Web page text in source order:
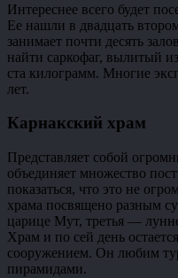
Интереснее всего будет
Ее нашли в двадцать
занимает почти десять
найти саркофаг, вылитый
ста килограмм. Многие
лет.
Карнакский храм
Представляет собой
объединяет множество
показаться, что это не
храма посвящено разным
царице Мут, третья —
Храм и по сей день
сооружением. Он любим
пирамидами.